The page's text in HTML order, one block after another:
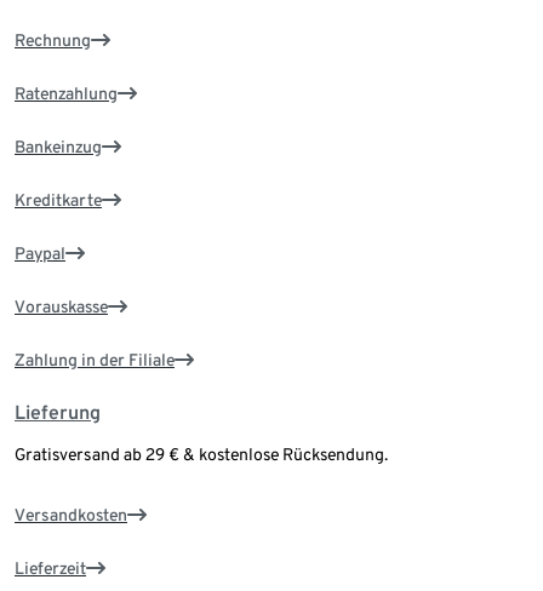
Rechnung
Ratenzahlung
Bankeinzug
Kreditkarte
Paypal
Vorauskasse
Zahlung in der Filiale
Lieferung
Gratisversand ab 29 € & kostenlose Rücksendung.
Versandkosten
Lieferzeit